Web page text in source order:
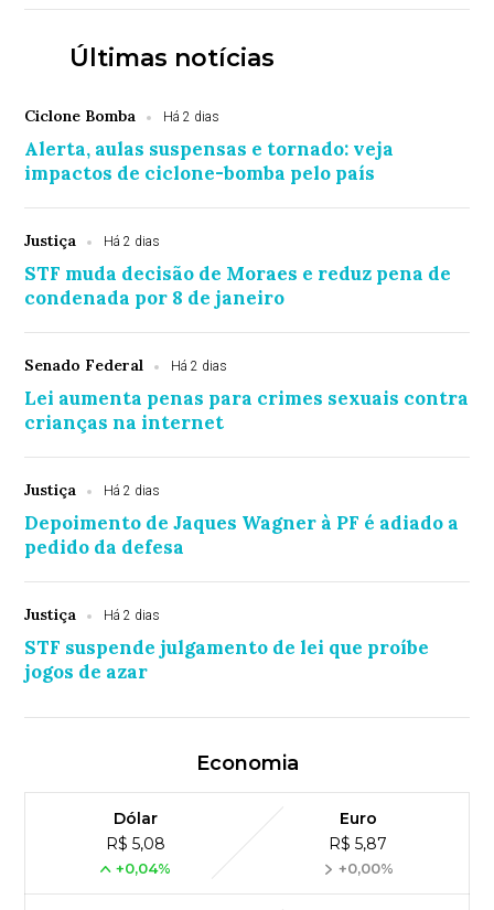
Últimas notícias
Ciclone Bomba Há 2 dias
Alerta, aulas suspensas e tornado: veja
impactos de ciclone-bomba pelo país
Justiça Há 2 dias
STF muda decisão de Moraes e reduz pena de
condenada por 8 de janeiro
Senado Federal Há 2 dias
Lei aumenta penas para crimes sexuais contra
crianças na internet
Justiça Há 2 dias
Depoimento de Jaques Wagner à PF é adiado a
pedido da defesa
Justiça Há 2 dias
STF suspende julgamento de lei que proíbe
jogos de azar
Economia
Dólar
R$ 5,08
+0,04%
Euro
R$ 5,87
+0,00%